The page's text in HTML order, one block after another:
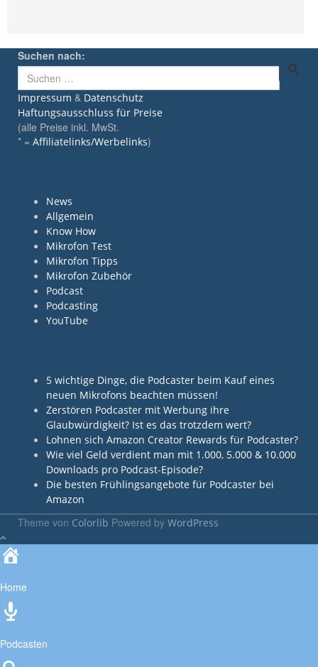
Suchen nach:
Impressum & Datenschutz
Haftungsausschluss für Preise
(alle Preise inkl. MwSt.
* = Affiliatelinks/Werbelinks)
News
Allgemein
Know How
Mikrofon Test
Mikrofon Tipps
Mikrofon Zubehör
Podcast
Podcasting
YouTube
5 wichtige Dinge, die Podcaster beim Kauf eines
neuen Mikrofons beachten müssen!
Zerstören Podcaster mit Werbung ihre
Glaubwürdigkeit? Ist es das trotzdem wert?
Lohnen sich Amazon Creator Rewards für Podcaster?
Wie viel Geld verdient man mit 1.000, 5.000 & 10.000
Downloads pro Podcast-Episode?
Die besten Frühlingsangebote für Podcaster bei
Amazon
Theme von Colorlib Powered by WordPress
Home
Podcasten